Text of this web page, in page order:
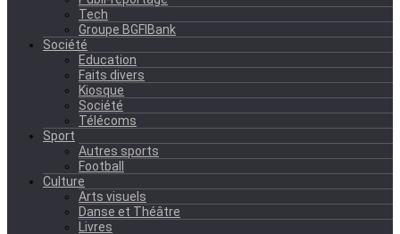
Tech
Groupe BGFIBank
Société
Education
Faits divers
Kiosque
Société
Télécoms
Sport
Autres sports
Football
Culture
Arts visuels
Danse et Théâtre
Livres